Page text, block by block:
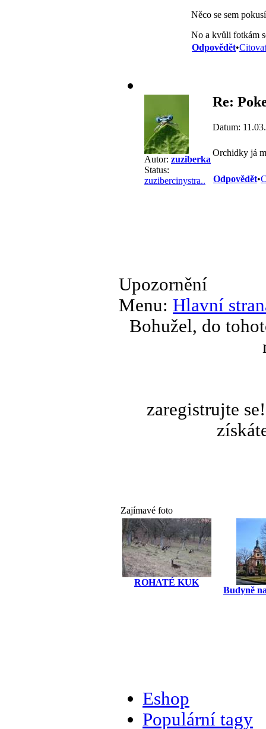
Něco se sem
No a kvůli fotkám
Odpovědět•Citovat
Autor: zuziberka
Status:
zuzibercinystra..
Re:
Datum:
Orchidky já
Odpovědět•
Upozornění
Menu: Hlavní
Bohužel, do
zaregistrujte
Zajímavé foto
ROHATÉ KUK
Budyně
Eshop
Populární tagy